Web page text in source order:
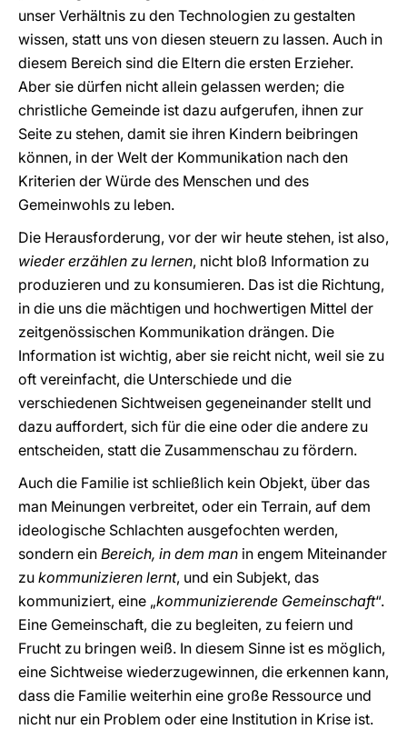
unser Verhältnis zu den Technologien zu gestalten
wissen, statt uns von diesen steuern zu lassen. Auch in
diesem Bereich sind die Eltern die ersten Erzieher.
Aber sie dürfen nicht allein gelassen werden; die
christliche Gemeinde ist dazu aufgerufen, ihnen zur
Seite zu stehen, damit sie ihren Kindern beibringen
können, in der Welt der Kommunikation nach den
Kriterien der Würde des Menschen und des
Gemeinwohls zu leben.
Die Herausforderung, vor der wir heute stehen, ist also,
wieder erzählen zu lernen, nicht bloß Information zu
produzieren und zu konsumieren. Das ist die Richtung,
in die uns die mächtigen und hochwertigen Mittel der
zeitgenössischen Kommunikation drängen. Die
Information ist wichtig, aber sie reicht nicht, weil sie zu
oft vereinfacht, die Unterschiede und die
verschiedenen Sichtweisen gegeneinander stellt und
dazu auffordert, sich für die eine oder die andere zu
entscheiden, statt die Zusammenschau zu fördern.
Auch die Familie ist schließlich kein Objekt, über das
man Meinungen verbreitet, oder ein Terrain, auf dem
ideologische Schlachten ausgefochten werden,
sondern ein Bereich, in dem man in engem Miteinander
zu kommunizieren lernt, und ein Subjekt, das
kommuniziert, eine „kommunizierende Gemeinschaft“.
Eine Gemeinschaft, die zu begleiten, zu feiern und
Frucht zu bringen weiß. In diesem Sinne ist es möglich,
eine Sichtweise wiederzugewinnen, die erkennen kann,
dass die Familie weiterhin eine große Ressource und
nicht nur ein Problem oder eine Institution in Krise ist.